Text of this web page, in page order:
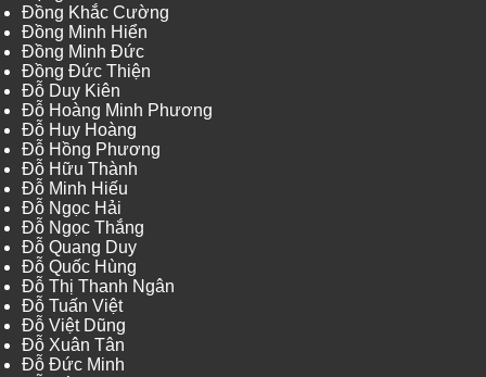
Đồng Khắc Cường
Đồng Minh Hiển
Đồng Minh Đức
Đồng Đức Thiện
Đỗ Duy Kiên
Đỗ Hoàng Minh Phương
Đỗ Huy Hoàng
Đỗ Hồng Phương
Đỗ Hữu Thành
Đỗ Minh Hiếu
Đỗ Ngọc Hải
Đỗ Ngọc Thắng
Đỗ Quang Duy
Đỗ Quốc Hùng
Đỗ Thị Thanh Ngân
Đỗ Tuấn Việt
Đỗ Việt Dũng
Đỗ Xuân Tân
Đỗ Đức Minh